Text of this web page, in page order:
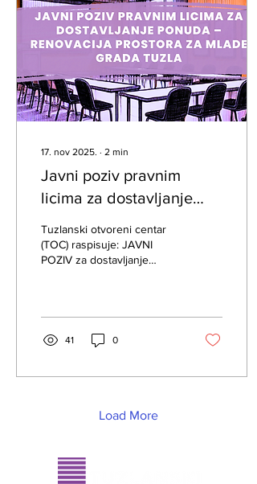
skladu sa raspoloživim
financijskim sredstvima uz
mogućnost produženja
angažmana po okončanju
projekta). Vrsta angažmana:
Ugovor o djelu Namjena...
17. nov 2025. ∙ 2 min
Javni poziv pravnim
licima za dostavljanje
prostora za mlade Grada
Tuzla
Tuzlanski otvoreni centar
(TOC) raspisuje: JAVNI
POZIV za dostavljanje
prostora u Tuzli Naziv :
Renovacija i adaptacija
Prostora za mlade Grada
Tuzlanski otvoreni centar je
LGBTI+ zajednice, žena i
mladih kroz predlaganje i
41 0
Load More